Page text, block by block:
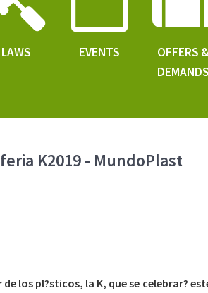
LAWS EVENTS
OFFERS
DEMANDS
K2019 - MundoPlast
los pl?sticos, la K, que se celebrar?